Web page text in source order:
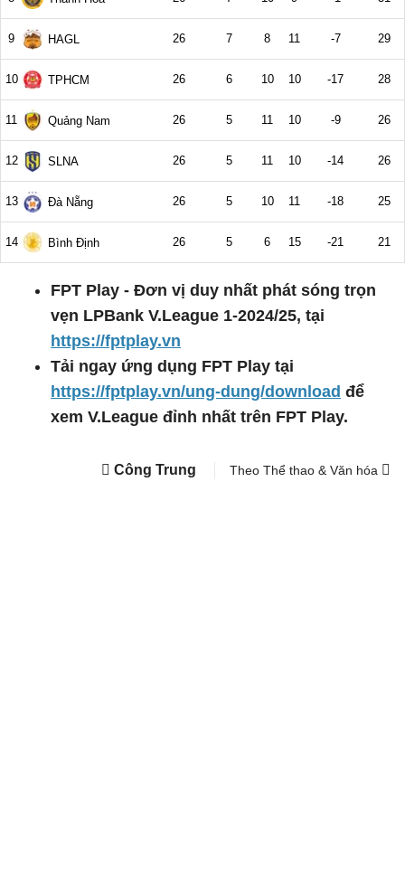
FPT Play - Đơn vị duy nhất phát sóng trọn
vẹn LPBank V.League 1-2024/25, tại
https://fptplay.vn
Tải ngay ứng dụng FPT Play tại
https://fptplay.vn/ung-dung/download để
xem V.League đỉnh nhất trên FPT Play.
Công Trung Theo Thể thao & Văn hóa